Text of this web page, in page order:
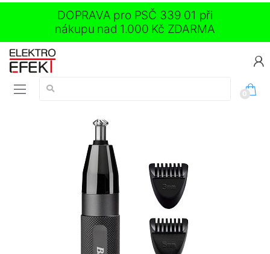
DOPRAVA pro PSČ 339 01 při
nákupu nad 1.000 Kč ZDARMA
Vyhledávání:
0